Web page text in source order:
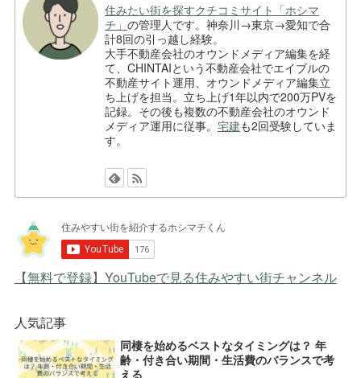
住みたい街を探すクチコミサイト「ホシマ
チ」 の管理人です。神奈川→東京→愛知で合
計8回の引っ越し経験。
大手不動産会社のオウンドメディア編集を経
て、CHINTAIという不動産会社でエイブルの
不動産サイト運用、オウンドメディア編集立
ち上げを担当。立ち上げ1年以内で200万PVを
記録。その後も複数の不動産会社のオウンド
メディア運用に従事。 宅建も2回受験していま
す。
【無料で登録】YouTubeで見る住みやすい街チャンネル
人気記事
同棲を始めるベストなタイミングは？ 年
齢・付き合い期間・生活費のバランスで考
える